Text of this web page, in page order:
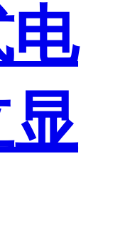
显